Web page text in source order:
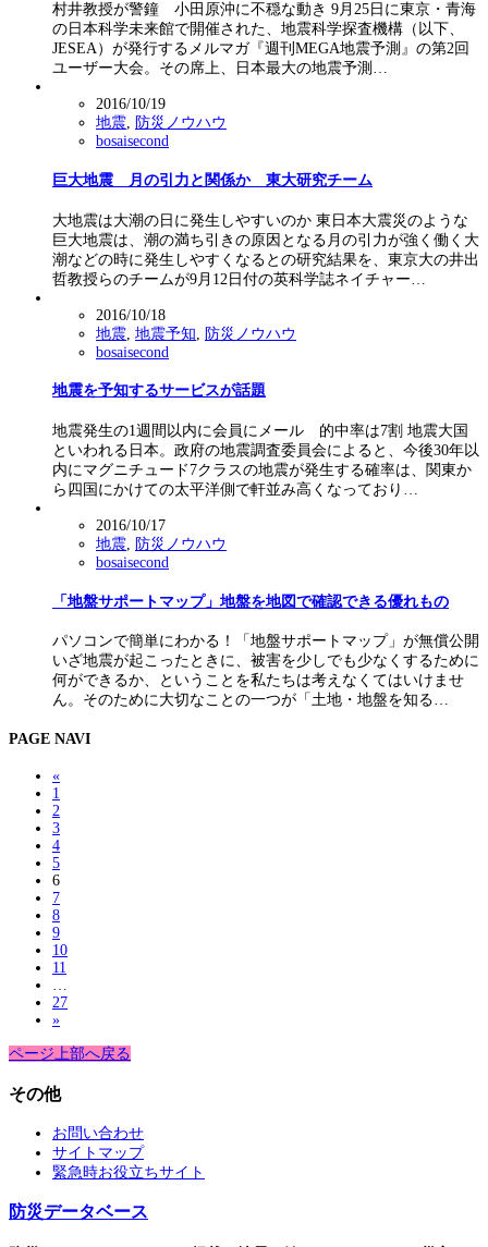
村井教授が警鐘 小田原沖に不穏な動き 9月25日に東京・青海
の日本科学未来館で開催された、地震科学探査機構（以下、
JESEA）が発行するメルマガ『週刊MEGA地震予測』の第2回
ユーザー大会。その席上、日本最大の地震予測…
2016/10/19
地震, 防災ノウハウ
bosaisecond
巨大地震 月の引力と関係か 東大研究チーム
大地震は大潮の日に発生しやすいのか 東日本大震災のような
巨大地震は、潮の満ち引きの原因となる月の引力が強く働く大
潮などの時に発生しやすくなるとの研究結果を、東京大の井出
哲教授らのチームが9月12日付の英科学誌ネイチャー…
2016/10/18
地震 地震予知
防災ノウハウ
bosaisecond
地震を予知するサービスが話題
地震発生の1週間以内に会員にメール 的中率は7割 地震大国
といわれる日本。政府の地震調査委員会によると、今後30年以
内にマグニチュード7クラスの地震が発生する確率は、関東か
ら四国にかけての太平洋側で軒並み高くなっており…
2016/10/17
地震
防災ノウハウ
bosaisecond
「地盤サポートマップ」地盤を地図で確認できる優れもの
パソコンで簡単にわかる！「地盤サポートマップ」が無償公開
いざ地震が起こったときに、被害を少しでも少なくするために
何ができるか、ということを私たちは考えなくてはいけませ
ん。そのために大切なことの一つが「土地・地盤を知る…
PAGE NAVI
«
1
2
3
4
5
6
7
8
9
10
11
…
27
»
ページ上部へ戻る
その他
お問い合わせ
サイトマップ
緊急時お役立ちサイト
防災データベース